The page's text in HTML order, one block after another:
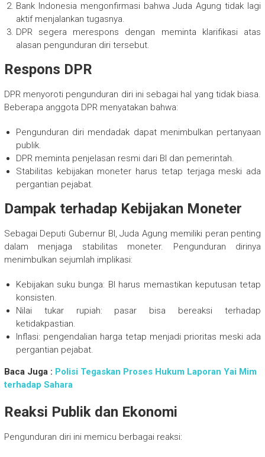
Bank Indonesia mengonfirmasi bahwa Juda Agung tidak lagi
aktif menjalankan tugasnya.
DPR segera merespons dengan meminta klarifikasi atas
alasan pengunduran diri tersebut.
Respons DPR
DPR menyoroti pengunduran diri ini sebagai hal yang tidak biasa.
Beberapa anggota DPR menyatakan bahwa:
Pengunduran diri mendadak dapat menimbulkan pertanyaan
publik.
DPR meminta penjelasan resmi dari BI dan pemerintah.
Stabilitas kebijakan moneter harus tetap terjaga meski ada
pergantian pejabat.
Dampak terhadap Kebijakan Moneter
Sebagai Deputi Gubernur BI, Juda Agung memiliki peran penting
dalam menjaga stabilitas moneter. Pengunduran dirinya
menimbulkan sejumlah implikasi:
Kebijakan suku bunga: BI harus memastikan keputusan tetap
konsisten.
Nilai tukar rupiah: pasar bisa bereaksi terhadap
ketidakpastian.
Inflasi: pengendalian harga tetap menjadi prioritas meski ada
pergantian pejabat.
Baca Juga : Polisi Tegaskan Proses Hukum Laporan Yai Mim
terhadap Sahara
Reaksi Publik dan Ekonomi
Pengunduran diri ini memicu berbagai reaksi: